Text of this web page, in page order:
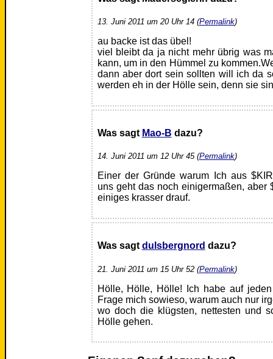
13. Juni 2011 um 20 Uhr 14 (Permalink)
au backe ist das übel!
viel bleibt da ja nicht mehr übrig was
kann, um in den Hümmel zu
dann aber dort sein sollten will ich da
werden eh in der Hölle sein, denn sie
Was sagt Mao-B dazu?
14. Juni 2011 um 12 Uhr 45 (Permalink)
Einer der Gründe warum Ich aus
uns geht das noch einigermaßen, aber
einiges krasser drauf.
Was sagt dulsbergnord dazu?
21. Juni 2011 um 15 Uhr 52 (Permalink)
Hölle, Hölle, Hölle! Ich habe auf
Frage mich sowieso, warum auch nur
wo doch die klügsten, nettesten und
Hölle gehen.